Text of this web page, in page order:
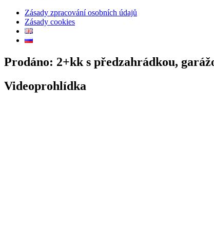
Zásady zpracování osobních údajů
Zásady cookies
Prodáno: 2+kk s předzahrádkou,
Videoprohlídka